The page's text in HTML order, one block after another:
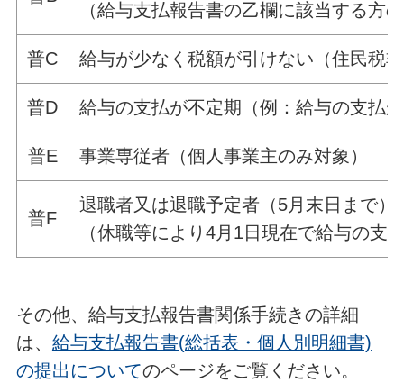
（給与支払報告書の乙欄に該当する方
普C 給与が少なく税額が引けない（住民税
普D 給与の支払が不定期（例：給与の支払
普E 事業専従者（個人事業主のみ対象）
普F
退職者又は退職予定者（5月末日まで）
（休職等により4月1日現在で給与の支
その他、給与支払報告書関係手続きの詳細
は、 給与支払報告書(総括表・個人別明細書)
の提出についてのページをご覧ください。